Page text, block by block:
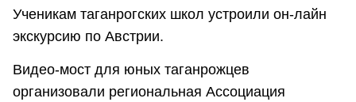
Ученикам таганрогских школ устроили он-лайн
экскурсию по Австрии.
Видео-мост для юных таганрожцев
организовали региональная Ассоциация